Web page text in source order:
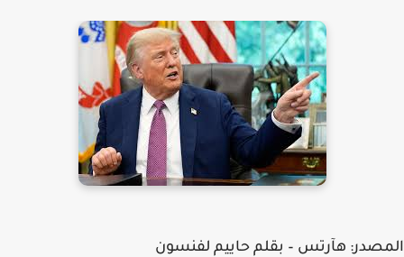
المصدر: هآرتس – بقلم حاييم لفنسون